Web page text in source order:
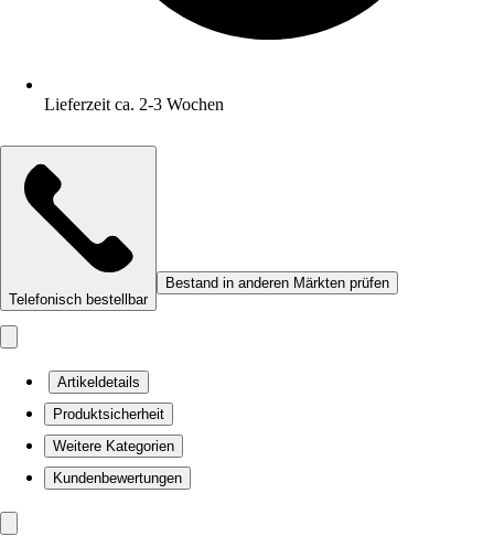
Lieferzeit ca. 2-3 Wochen
Telefonisch bestellbar
Bestand in anderen Märkten prüfen
Artikeldetails
Produktsicherheit
Weitere Kategorien
Kundenbewertungen